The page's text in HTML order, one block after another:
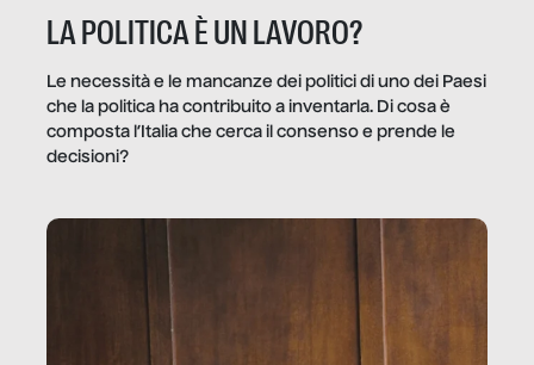
LA POLITICA È UN LAVORO?
Le necessità e le mancanze dei politici di uno dei Paesi
che la politica ha contribuito a inventarla. Di cosa è
composta l’Italia che cerca il consenso e prende le
decisioni?